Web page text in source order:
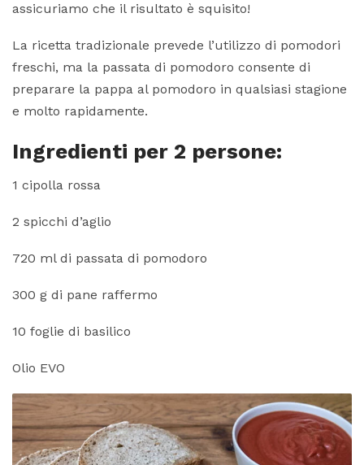
assicuriamo che il risultato è squisito!
La ricetta tradizionale prevede l’utilizzo di pomodori
freschi, ma la passata di pomodoro consente di
preparare la pappa al pomodoro in qualsiasi stagione
e molto rapidamente.
Ingredienti per 2 persone:
1 cipolla rossa
2 spicchi d’aglio
720 ml di passata di pomodoro
300 g di pane raffermo
10 foglie di basilico
Olio EVO